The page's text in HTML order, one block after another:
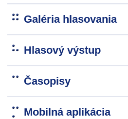
Galéria hlasovania
Hlasový výstup
Časopisy
Mobilná aplikácia